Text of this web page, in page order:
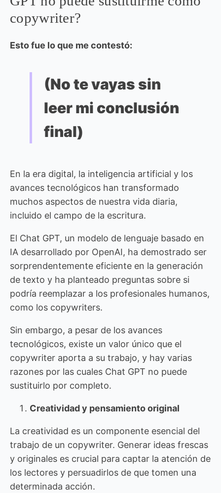
copywriter?
Esto fue lo que me contestó:
(No te vayas sin
leer mi conclusión
final)
En la era digital, la inteligencia artificial y los
avances tecnológicos han transformado
muchos aspectos de nuestra vida diaria,
incluido el campo de la escritura.
El Chat GPT, un modelo de lenguaje basado en
IA desarrollado por OpenAI, ha demostrado ser
sorprendentemente eficiente en la generación
de texto y ha planteado preguntas sobre si
podría reemplazar a los profesionales humanos,
como los copywriters.
Sin embargo, a pesar de los avances
tecnológicos, existe un valor único que el
copywriter aporta a su trabajo, y hay varias
razones por las cuales Chat GPT no puede
sustituirlo por completo.
Creatividad y pensamiento original
La creatividad es un componente esencial del
trabajo de un copywriter. Generar ideas frescas
y originales es crucial para captar la atención de
los lectores y persuadirlos de que tomen una
determinada acción.